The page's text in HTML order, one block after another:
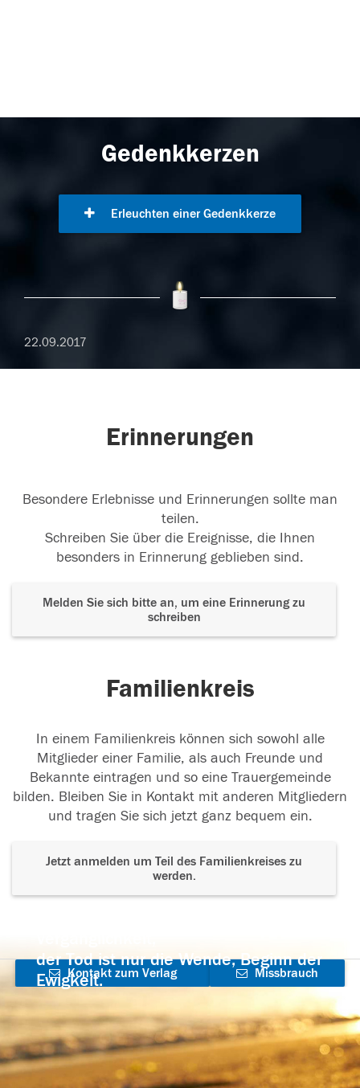
Gedenkkerzen
Erleuchten einer Gedenkkerze
22.09.2017
Erinnerungen
Besondere Erlebnisse und Erinnerungen sollte man
teilen.
Schreiben Sie über die Ereignisse, die Ihnen
besonders in Erinnerung geblieben sind.
Melden Sie sich bitte an, um eine Erinnerung zu
schreiben
Familienkreis
In einem Familienkreis können sich sowohl alle
Mitglieder einer Familie, als auch Freunde und
Bekannte eintragen und so eine Trauergemeinde
bilden. Bleiben Sie in Kontakt mit anderen Mitgliedern
und tragen Sie sich jetzt ganz bequem ein.
Jetzt anmelden um Teil des Familienkreises zu
werden.
der Tod ist nur die Wende, Beginn der
Ewigkeit.
Kontakt zum Verlag
aufnehmen
Missbrauch